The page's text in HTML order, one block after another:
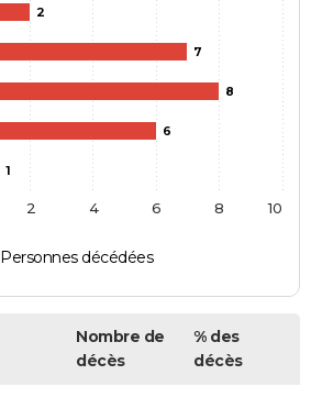
2
7
8
6
1
Personnes décédées
2 4 6 8 10
Nombre de
décès
% des
décès